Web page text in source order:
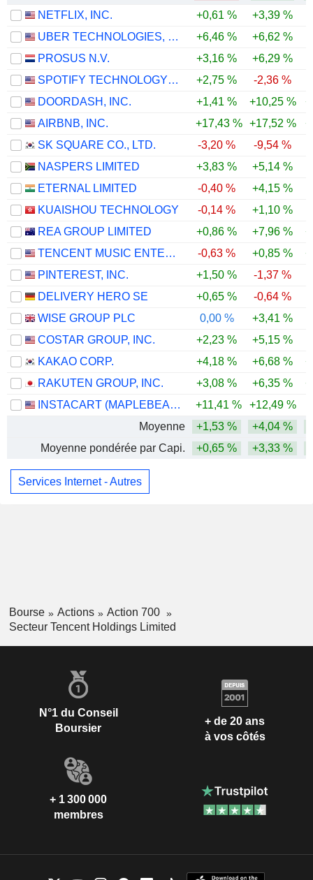
NETFLIX, INC.
+0,61 % +3,39 %
UBER TECHNOLOGIES, INC.
+6,46 % +6,62 %
PROSUS N.V.
+3,16 % +6,29 %
SPOTIFY TECHNOLOGY S.A.
+2,75 % -2,36 %
DOORDASH, INC.
+1,41 % +10,25 %
AIRBNB, INC.
+17,43 % +17,52 %
SK SQUARE CO., LTD.
-3,20 % -9,54 %
NASPERS LIMITED
+3,83 % +5,14 %
ETERNAL LIMITED
-0,40 % +4,15 %
KUAISHOU TECHNOLOGY
-0,14 % +1,10 %
REA GROUP LIMITED
+0,86 % +7,96 %
TENCENT MUSIC ENTERTAINMENT GROUP
-0,63 % +0,85 %
PINTEREST, INC.
+1,50 % -1,37 %
DELIVERY HERO SE
+0,65 % -0,64 %
WISE GROUP PLC
0,00 % +3,41 %
COSTAR GROUP, INC.
+2,23 % +5,15 %
KAKAO CORP.
+4,18 % +6,68 %
RAKUTEN GROUP, INC.
+3,08 % +6,35 %
INSTACART (MAPLEBEAR)
+11,41 % +12,49 %
Moyenne
+1,53 % +4,04 %
Moyenne pondérée par Capi.
+0,65 % +3,33 %
Services Internet - Autres
Bourse Actions
Action 700
Secteur Tencent Holdings Limited
N°1 du Conseil
Boursier
+ de 20 ans
à vos côtés
+ 1 300 000
membres